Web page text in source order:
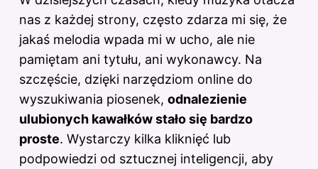
nas z każdej strony, często zdarza mi się, że
jakaś melodia wpada mi w ucho, ale nie
pamiętam ani tytułu, ani wykonawcy. Na
szczęście, dzięki narzędziom online do
wyszukiwania piosenek, odnalezienie
ulubionych kawałków stało się bardzo
proste. Wystarczy kilka kliknięć lub
podpowiedzi od sztucznej inteligencji, aby